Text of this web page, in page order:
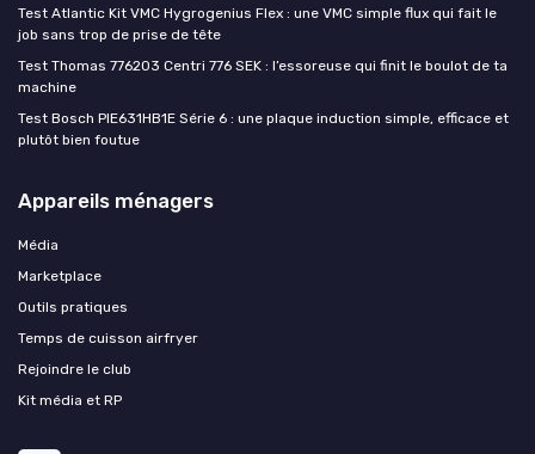
Test Atlantic Kit VMC Hygrogenius Flex : une VMC simple flux qui fait le
job sans trop de prise de tête
Test Thomas 776203 Centri 776 SEK : l’essoreuse qui finit le boulot de ta
machine
Test Bosch PIE631HB1E Série 6 : une plaque induction simple, efficace et
plutôt bien foutue
Appareils ménagers
Média
Marketplace
Outils pratiques
Temps de cuisson airfryer
Rejoindre le club
Kit média et RP